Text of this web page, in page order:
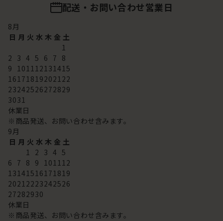
配送・お問い合わせ営業日
8月
日 月 火 水 木 金 土
1
2 3 4 5 6 7 8
9 101112131415
16171819202122
23242526272829
3031
休業日
※商品発送、お問い合わせ含みます。
9月
日 月 火 水 木 金 土
1 2 3 4 5
6 7 8 9 101112
13141516171819
20212223242526
27282930
休業日
※商品発送、お問い合わせ含みます。